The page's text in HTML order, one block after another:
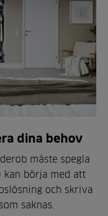
dina behov
måste spegla
kan börja med att
och skriva
saknas.